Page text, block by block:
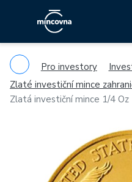
Pro investory
Zlaté investiční mince
Zlatá investiční mince 1/4